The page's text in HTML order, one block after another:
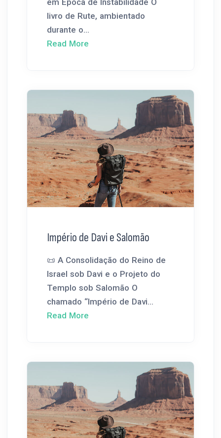
em Época de Instabilidade O
livro de Rute, ambientado
durante o...
Read More
Império de Davi e Salomão
📜 A Consolidação do Reino de
Israel sob Davi e o Projeto do
Templo sob Salomão O
chamado “Império de Davi...
Read More